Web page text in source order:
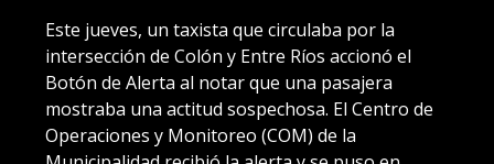
Este jueves, un taxista que circulaba por la
intersección de Colón y Entre Ríos accionó el
Botón de Alerta al notar que una pasajera
mostraba una actitud sospechosa. El Centro de
Operaciones y Monitoreo (COM) de la